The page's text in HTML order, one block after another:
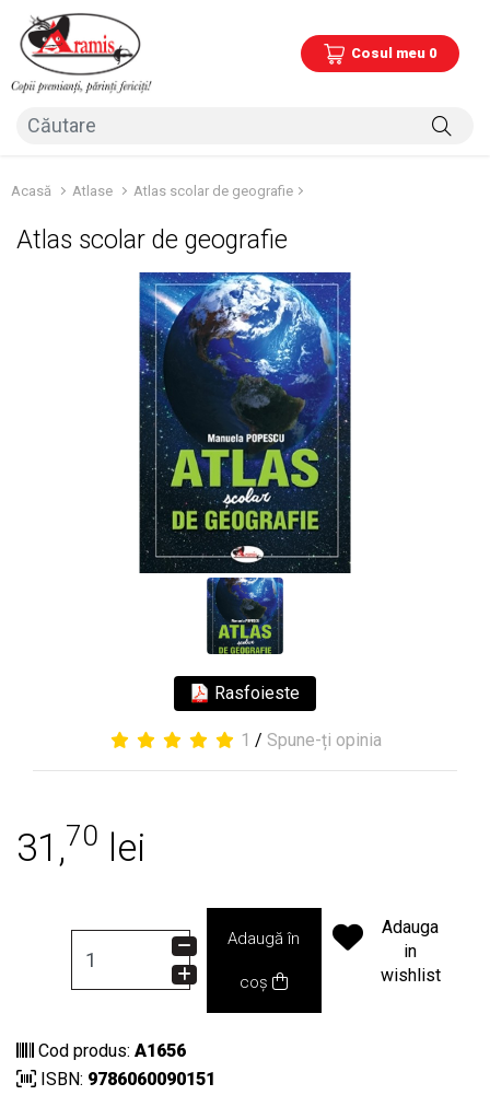
Cosul meu 0
Acasă Atlase Atlas scolar de geografie
Atlas scolar de geografie
Rasfoieste
1 / Spune-ți opinia
31,70 lei
Adaugă în
coș
Adauga
in
wishlist
Cod produs: A1656
ISBN: 9786060090151